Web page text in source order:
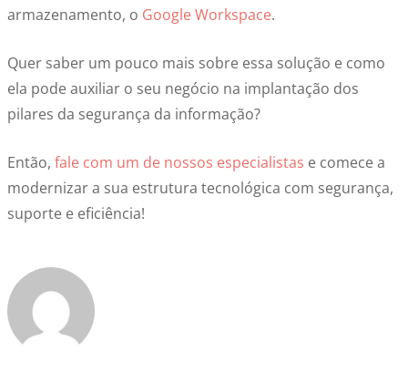
armazenamento, o Google Workspace.
Quer saber um pouco mais sobre essa solução e como
ela pode auxiliar o seu negócio na implantação dos
pilares da segurança da informação?
Então, fale com um de nossos especialistas e comece a
modernizar a sua estrutura tecnológica com segurança,
suporte e eficiência!